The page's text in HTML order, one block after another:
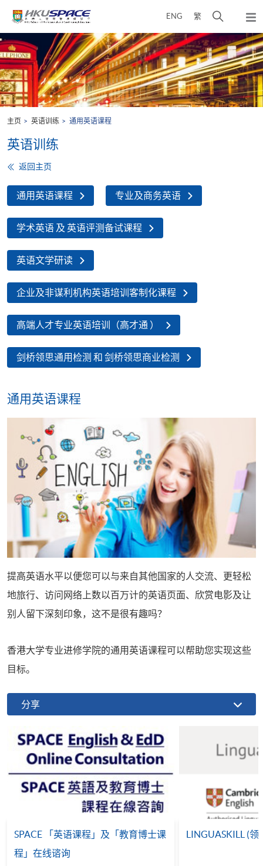
content
ENG 繁
开
搜
寻
介
面
弹
出
主
菜
单
Main
content
start
主页 英语训练 通用英语课程
英语训练
返回主页
通用英语课程 专业及商务英语
学术英语 及 英语评测备试课程
英语文学研读
企业及非谋利机构英语培训客制化课程
高端人才专业英语培训（高才通 ）
剑桥领思通用检测 和 剑桥领思商业检测
通用英语课程
提高英语水平以便您可以与来自其他国家的人交流、更轻松
地旅行、访问网络上数以百万计的英语页面、欣赏电影及让
别人留下深刻印象，这不是很有趣吗？
香港大学专业进修学院的通用英语课程可以帮助您实现这些
目标。
分享
SPACE 「英语课程」及「教育博士课
程」在线谘询
LINGUASKILL (